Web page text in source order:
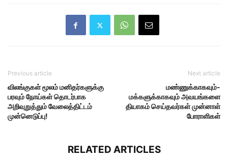
Previous article
விலங்குகள் மூலம் மனிதர்களுக்கு
பரவும் நோய்கள் தொடர்பாக
அறிவுறுத்தும் வேலைத்திட்டம்
முன்னெடுப்பு!
Next article
மண்ணுக்காகவும்-
மக்களுக்காகவும் அவயங்களை
தியாகம் செய்தவர்கள் முன்னாள்
போராளிகள்
RELATED ARTICLES